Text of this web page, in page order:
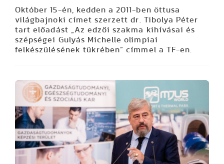
Október 15-én, kedden a 2011-ben öttusa
világbajnoki címet szerzett dr. Tibolya Péter
tart előadást „Az edzői szakma kihívásai és
szépségei Gulyás Michelle olimpiai
felkészülésének tükrében” címmel a TF-en.